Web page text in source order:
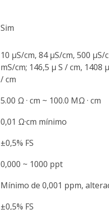
Sim
10 μS/cm, 84 μS/cm, 500 μS/
mS/cm; 146,5 μ S / cm, 1408
/ cm
5.00 Ω · cm ~ 100.0 MΩ · cm
0,01 Ω·cm mínimo
±0,5% FS
0,000 ~ 1000 ppt
Mínimo de 0,001 ppm,
±0,5% FS